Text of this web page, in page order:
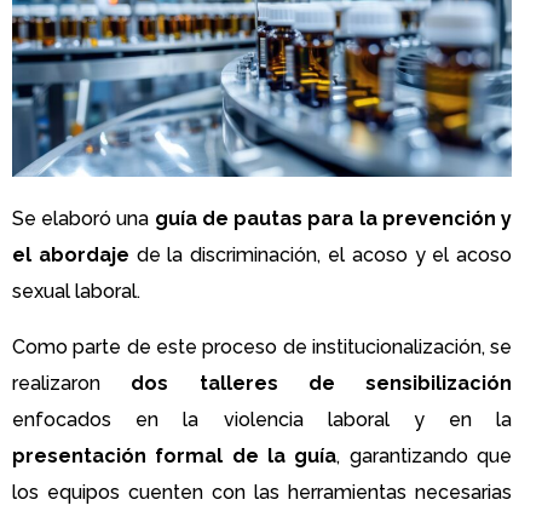
Se elaboró una guía de pautas para la prevención y
el abordaje de la discriminación, el acoso y el acoso
sexual laboral.
Como parte de este proceso de institucionalización, se
realizaron dos talleres de sensibilización
enfocados en la violencia laboral y en la
presentación formal de la guía, garantizando que
los equipos cuenten con las herramientas necesarias